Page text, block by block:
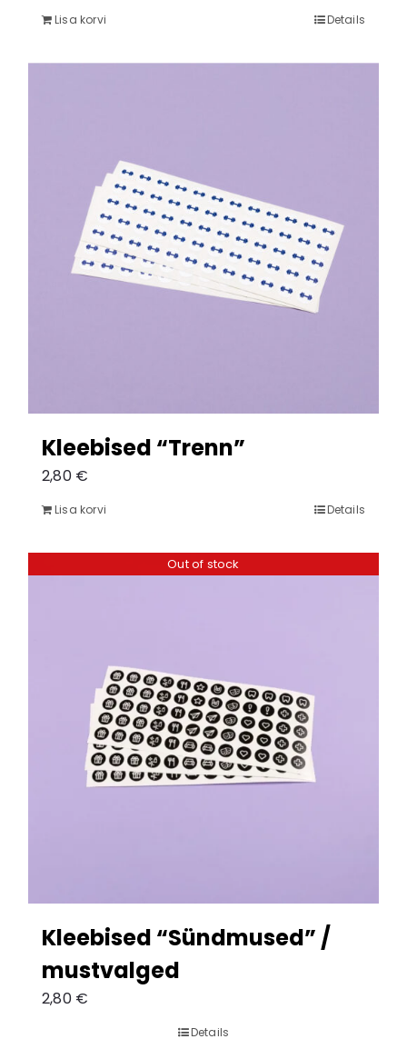
Lisa korvi Details
Kleebised “Trenn”
2,80 €
Lisa korvi Details
Out of stock
Kleebised “Sündmused” /
mustvalged
2,80 €
Details